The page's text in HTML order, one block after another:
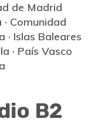
de Madrid
· Comunidad
· Islas Baleares
· País Vasco
B2